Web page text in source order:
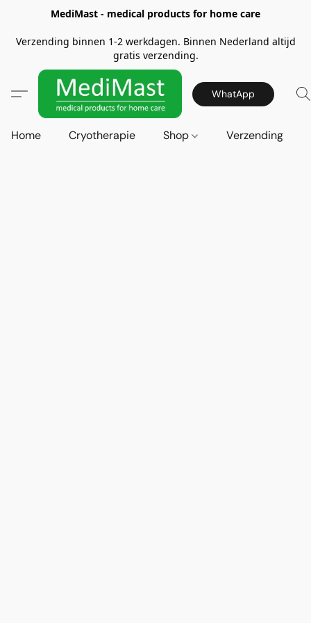
MediMast - medical products for home care
Verzending binnen 1-2 werkdagen. Binnen Nederland altijd
gratis verzending.
WhatApp
Home Cryotherapie Shop Verzending